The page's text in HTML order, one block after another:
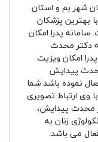
شهر بم و استان
بهترین پزشکان
پدرا امکان
دکتر محدث
امکان ویزیت
پیدایش
نموده باشد شما
وی ارتباط تصویری
محدث پیدایش،
زنان به
می باشد.